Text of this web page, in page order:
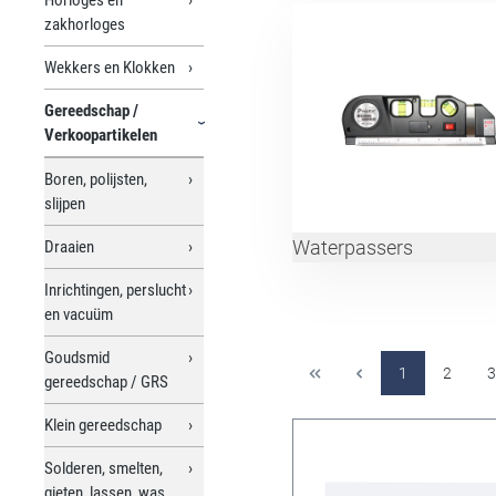
zakhorloges
Wekkers en Klokken
Gereedschap /
Verkoopartikelen
Boren, polijsten,
slijpen
Draaien
Inrichtingen, perslucht
en vacuüm
Goudsmid
gereedschap / GRS
Klein gereedschap
Solderen, smelten,
Waterpassers
1 2 3